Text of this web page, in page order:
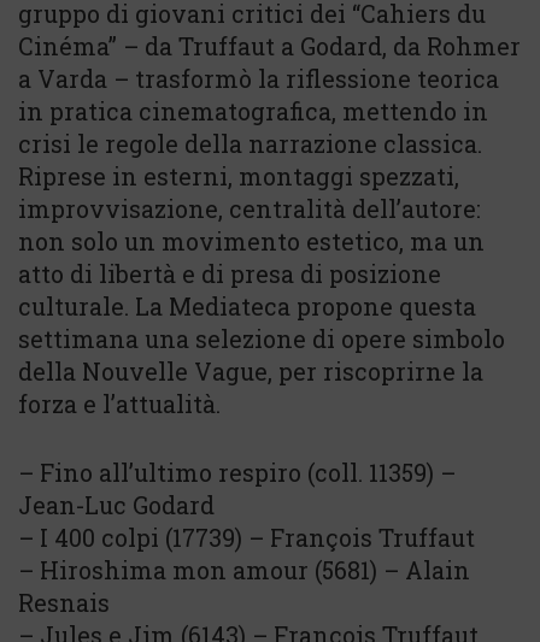
gruppo di giovani critici dei “Cahiers du
Cinéma” – da Truffaut a Godard, da Rohmer
a Varda – trasformò la riflessione teorica
in pratica cinematografica, mettendo in
crisi le regole della narrazione classica.
Riprese in esterni, montaggi spezzati,
improvvisazione, centralità dell’autore:
non solo un movimento estetico, ma un
atto di libertà e di presa di posizione
culturale. La Mediateca propone questa
settimana una selezione di opere simbolo
della Nouvelle Vague, per riscoprirne la
forza e l’attualità.
– Fino all’ultimo respiro (coll. 11359) –
Jean-Luc Godard
– I 400 colpi (17739) – François Truffaut
– Hiroshima mon amour (5681) – Alain
Resnais
– Jules e Jim (6143) – François Truffaut